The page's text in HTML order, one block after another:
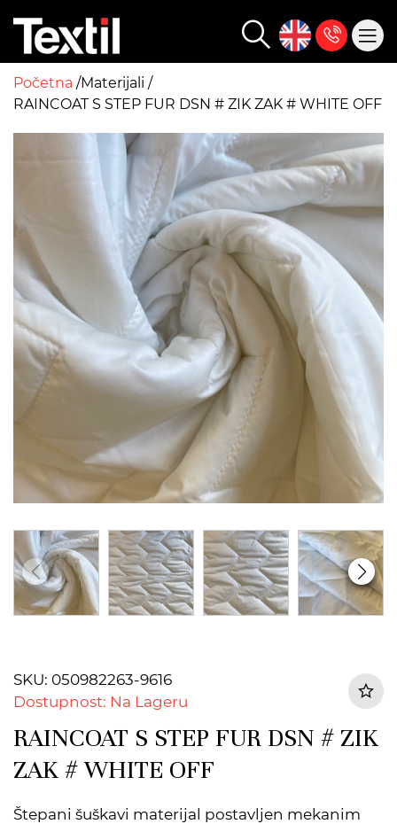
Početna Materijali
RAINCOAT S STEP FUR DSN # ZIK ZAK # WHITE OFF
SKU: 050982263-9616
Dostupnost: Na Lageru
RAINCOAT S STEP FUR DSN # ZIK
ZAK # WHITE OFF
Štepani šuškavi materijal postavljen mekanim